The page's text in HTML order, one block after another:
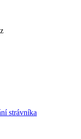
strávníka